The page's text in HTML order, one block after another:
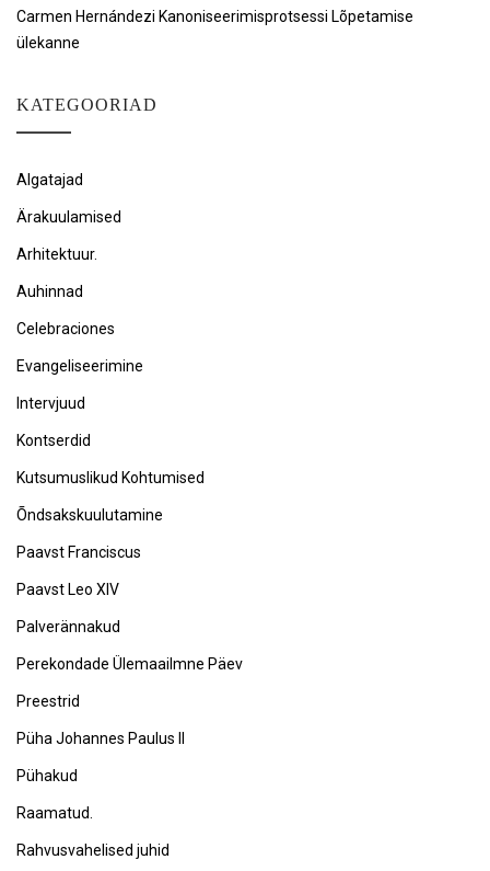
Carmen Hernándezi Kanoniseerimisprotsessi Lõpetamise
ülekanne
KATEGOORIAD
Algatajad
Ärakuulamised
Arhitektuur.
Auhinnad
Celebraciones
Evangeliseerimine
Intervjuud
Kontserdid
Kutsumuslikud Kohtumised
Õndsakskuulutamine
Paavst Franciscus
Paavst Leo XIV
Palverännakud
Perekondade Ülemaailmne Päev
Preestrid
Püha Johannes Paulus II
Pühakud
Raamatud.
Rahvusvahelised juhid